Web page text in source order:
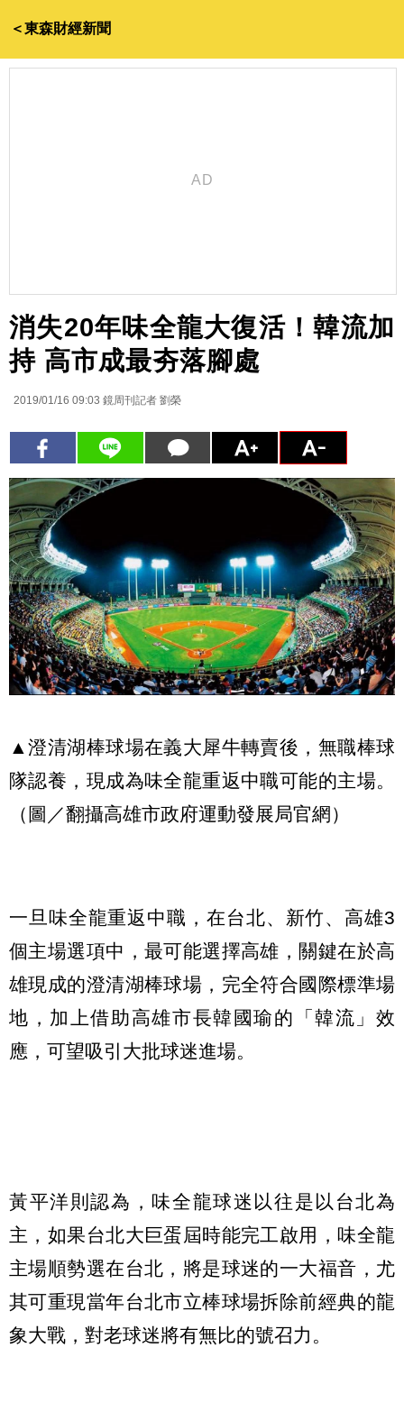
＜東森財經新聞
消失20年味全龍大復活！韓流加
持 高市成最夯落腳處
2019/01/16 09:03 鏡周刊記者 劉榮
▲澄清湖棒球場在義大犀牛轉賣後，無職棒球
隊認養，現成為味全龍重返中職可能的主場。
（圖／翻攝高雄市政府運動發展局官網）
一旦味全龍重返中職，在台北、新竹、高雄3
個主場選項中，最可能選擇高雄，關鍵在於高
雄現成的澄清湖棒球場，完全符合國際標準場
地，加上借助高雄市長韓國瑜的「韓流」效
應，可望吸引大批球迷進場。
黃平洋則認為，味全龍球迷以往是以台北為
主，如果台北大巨蛋屆時能完工啟用，味全龍
主場順勢選在台北，將是球迷的一大福音，尤
其可重現當年台北市立棒球場拆除前經典的龍
象大戰，對老球迷將有無比的號召力。